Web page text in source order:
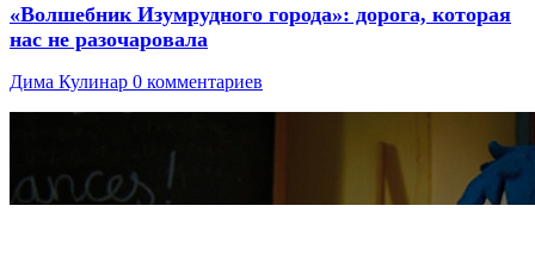
«Волшебник Изумрудного города»: дорога, которая
нас не разочаровала
Дима Кулинар 0 комментариев